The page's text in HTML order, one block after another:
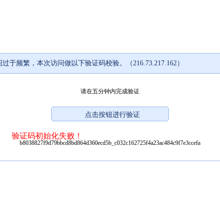
过于频繁，本次访问做以下验证码校验。（216.73.217.162）
请在五分钟内完成验证
验证码初始化失败！
b8038827f9d79bbcd8bd864d360ecd5b_c032c162725f4a23ac484c9f7e3ccefa